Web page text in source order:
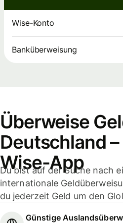
Wise-Konto
Banküberweisung
Überweise
Deutschland
Wise-App
Du bist auf der Suche nach
internationale
du jederzeit Geld um den
Günstige